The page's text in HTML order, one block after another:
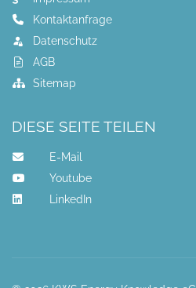
Kontaktanfrage
Datenschutz
AGB
Sitemap
DIESE SEITE TEILEN
E-Mail
Youtube
LinkedIn